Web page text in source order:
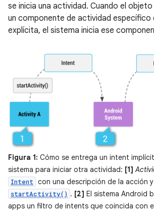
se inicia una actividad. Cuando el objeto
un componente de actividad específico
explícita, el sistema inicia ese
Figura 1: Cómo se entrega un intent
sistema para iniciar otra actividad: [1]
Intent con una descripción de la acción
startActivity() . [2] El sistema Android
apps un filtro de intents que coincida con